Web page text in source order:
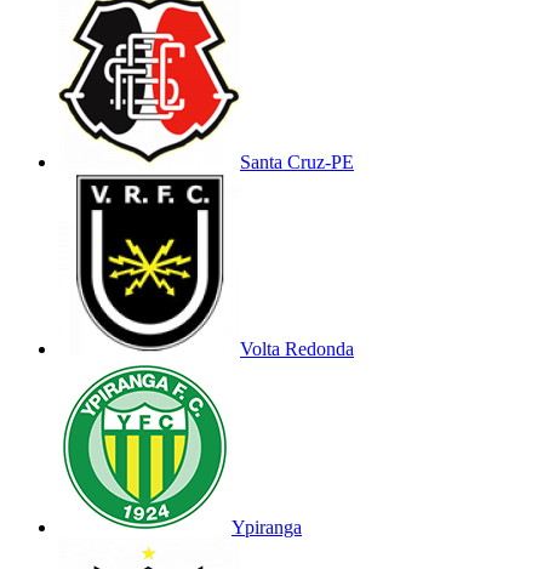
Santa Cruz-PE
Volta Redonda
Ypiranga